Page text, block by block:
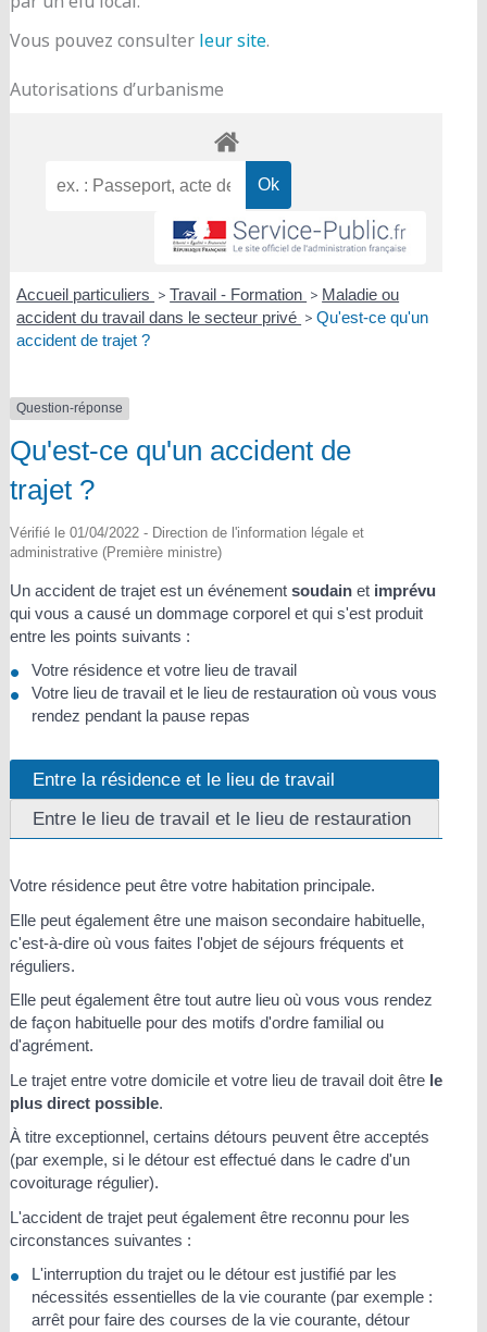
Vous pouvez consulter leur site.
Autorisations d’urbanisme
Accueil particuliers > Travail - Formation > Maladie ou
accident du travail dans le secteur privé > Qu'est-ce qu'un
accident de trajet ?
Question-réponse
Qu'est-ce qu'un accident de
trajet ?
Vérifié le 01/04/2022 - Direction de l'information légale et
administrative (Première ministre)
Un accident de trajet est un événement soudainet imprévu
qui vous a causé un dommage corporel et qui s'est produit
entre les points suivants :
Votre résidence et votre lieu de travail
Votre lieu de travail et le lieu de restauration où vous vous
rendez pendant la pause repas
Entre la résidence et le lieu de travail
Entre le lieu de travail et le lieu de restauration
Votre résidence peut être votre habitation principale.
Elle peut également être une maison secondaire habituelle,
c'est-à-dire où vous faites l'objet de séjours fréquents et
réguliers.
Elle peut également être tout autre lieu où vous vous rendez
de façon habituelle pour des motifs d'ordre familial ou
d'agrément.
Le trajet entre votre domicile et votre lieu de travail doit être le
plus direct possible.
À titre exceptionnel, certains détours peuvent être acceptés
(par exemple, si le détour est effectué dans le cadre d'un
covoiturage régulier).
L'accident de trajet peut également être reconnu pour les
circonstances suivantes :
L'interruption du trajet ou le détour est justifié par les
nécessités essentielles de la vie courante (par exemple :
arrêt pour faire des courses de la vie courante, détour